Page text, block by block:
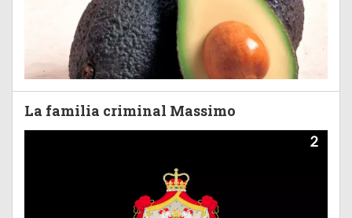
La familia criminal Massimo
2